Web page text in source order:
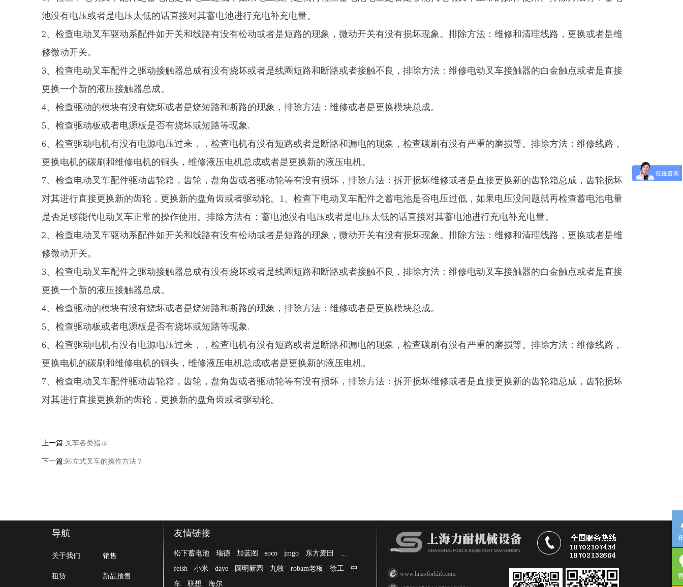
池没有电压或者是电压太低的话直接对其蓄电池进行充电补充电量。
2、检查电动叉车驱动系配件如开关和线路有没有松动或者是短路的现象，微动开关有没有损坏现象。排除方法：维修和清理线路，更换或者是维
修微动开关。
3、检查电动叉车配件之驱动接触器总成有没有烧坏或者是线圈短路和断路或者接触不良，排除方法：维修电动叉车接触器的白金触点或者是直接
更换一个新的液压接触器总成。
4、检查驱动的模块有没有烧坏或者是烧短路和断路的现象，排除方法：维修或者是更换模块总成。
5、检查驱动板或者电源板是否有烧坏或短路等现象.
6、检查驱动电机有没有电源电压过来，，检查电机有没有短路或者是断路和漏电的现象，检查碳刷有没有严重的磨损等。排除方法：维修线路，
更换电机的碳刷和维修电机的铜头，维修液压电机总成或者是更换新的液压电机。
7、检查电动叉车配件驱动齿轮箱，齿轮，盘角齿或者驱动轮等有没有损坏，排除方法：拆开损坏维修或者是直接更换新的齿轮箱总成，齿轮损坏
对其进行直接更换新的齿轮，更换新的盘角齿或者驱动轮。 1、检查下电动叉车配件之蓄电池是否电压过低，如果电压没问题就再检查蓄电池电量
是否足够能代电动叉车正常的操作使用。排除方法有：蓄电池没有电压或者是电压太低的话直接对其蓄电池进行充电补充电量。
2、检查电动叉车驱动系配件如开关和线路有没有松动或者是短路的现象，微动开关有没有损坏现象。排除方法：维修和清理线路，更换或者是维
修微动开关。
3、检查电动叉车配件之驱动接触器总成有没有烧坏或者是线圈短路和断路或者接触不良，排除方法：维修电动叉车接触器的白金触点或者是直接
更换一个新的液压接触器总成。
4、检查驱动的模块有没有烧坏或者是烧短路和断路的现象，排除方法：维修或者是更换模块总成。
5、检查驱动板或者电源板是否有烧坏或短路等现象.
6、检查驱动电机有没有电源电压过来，，检查电机有没有短路或者是断路和漏电的现象，检查碳刷有没有严重的磨损等。排除方法：维修线路，
更换电机的碳刷和维修电机的铜头，维修液压电机总成或者是更换新的液压电机。
7、检查电动叉车配件驱动齿轮箱，齿轮，盘角齿或者驱动轮等有没有损坏，排除方法：拆开损坏维修或者是直接更换新的齿轮箱总成，齿轮损坏
对其进行直接更换新的齿轮，更换新的盘角齿或者驱动轮。
上一篇: 叉车各类指示
下一篇:站立式叉车的操作方法？
导航
关于我们 销售
租赁 新品预售
友情链接
松下蓄电池 瑞德 加蓝图 soco jmgo 东方麦田
...
feish
小米 daye 圆明新园 九牧 robam老板 徐工
中
车
联想 海尔
www.linai-forklift.com